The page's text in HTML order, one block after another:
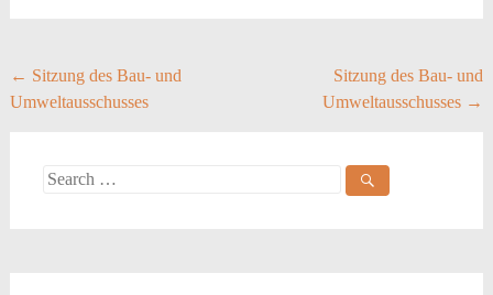
Post
navigation
← Sitzung des Bau- und
Umweltausschusses
Sitzung des Bau- und
Umweltausschusses →
Search